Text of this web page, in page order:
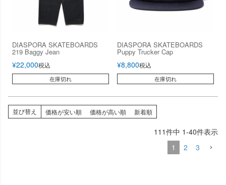
DIASPORA SKATEBOARDS
219 Baggy Jean
¥22,000税込
在庫切れ
DIASPORA SKATEBOARDS
Puppy Trucker Cap
¥8,800税込
在庫切れ
並び替え 価格が安い順 価格が高い順 新着順
111件中 1-40件表示
1
2 3